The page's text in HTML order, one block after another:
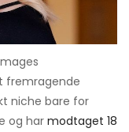
fremragende
niche bare for
og har modtaget 18